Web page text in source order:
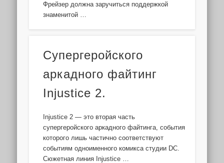
Фрейзер должна заручиться поддержкой
знаменитой …
Cупергеройского
аркадного файтинг
Injustice 2.
Injustice 2 — это вторая часть
супергеройского аркадного файтинга, события
которого лишь частично соответствуют
событиям одноименного комикса студии DC.
Сюжетная линия Injustice …